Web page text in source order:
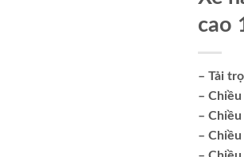
cao
– Tải
–
–
– Chiều